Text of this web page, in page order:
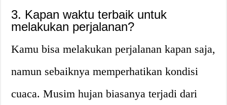
3. Kapan waktu terbaik untuk
melakukan perjalanan?
Kamu bisa melakukan perjalanan kapan saja,
namun sebaiknya memperhatikan kondisi
cuaca. Musim hujan biasanya terjadi dari